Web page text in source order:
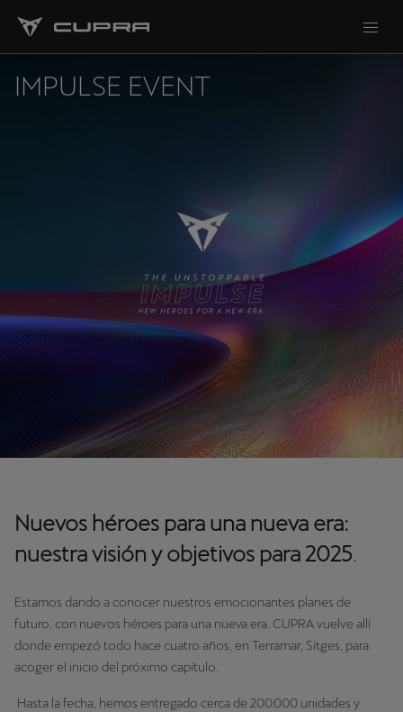
IMPULSE EVENT
Nuevos héroes para una nueva era:
nuestra visión y objetivos para 2025.
Estamos dando a conocer nuestros emocionantes planes de
futuro, con nuevos héroes para una nueva era. CUPRA vuelve allí
donde empezó todo hace cuatro años, en Terramar, Sitges, para
acoger el inicio del próximo capítulo.
Hasta la fecha, hemos entregado cerca de 200.000 unidades y